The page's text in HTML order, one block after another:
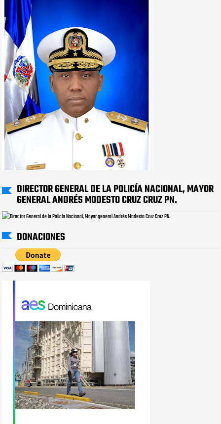
DIRECTOR GENERAL DE LA POLICÍA NACIONAL, MAYOR
GENERAL ANDRÉS MODESTO CRUZ CRUZ PN.
DONACIONES